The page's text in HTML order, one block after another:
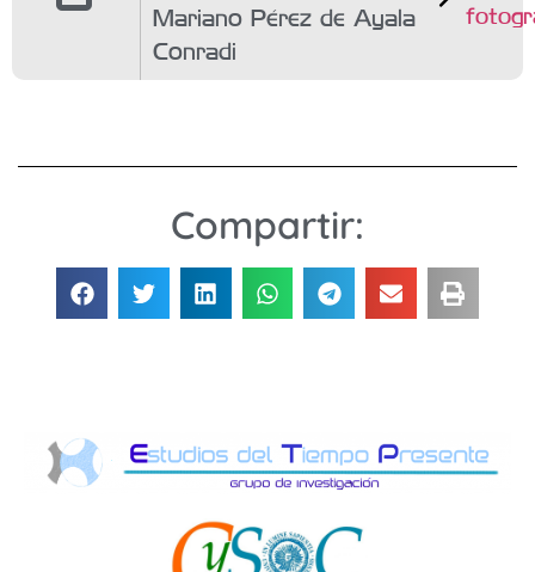
Mariano Pérez de Ayala
Conradi
Compartir: